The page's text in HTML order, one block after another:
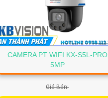
CAMERA PT WIFI KX-S5L-PRO
5MP
Giá Bán: